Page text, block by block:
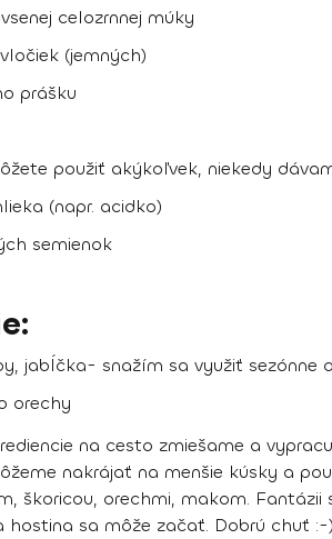
celozrnnej múky
(jemných)
prášku
použiť akýkoľvek, niekedy
(napr. acidko)
semienok
jabĺčka- snažím sa využiť sezónne
orechy
na cesto zmiešame a
nakrájať na menšie kúsky a
škoricou, orechmi, makom. Fantázii
sa môže začať. Dobrú chuť :-